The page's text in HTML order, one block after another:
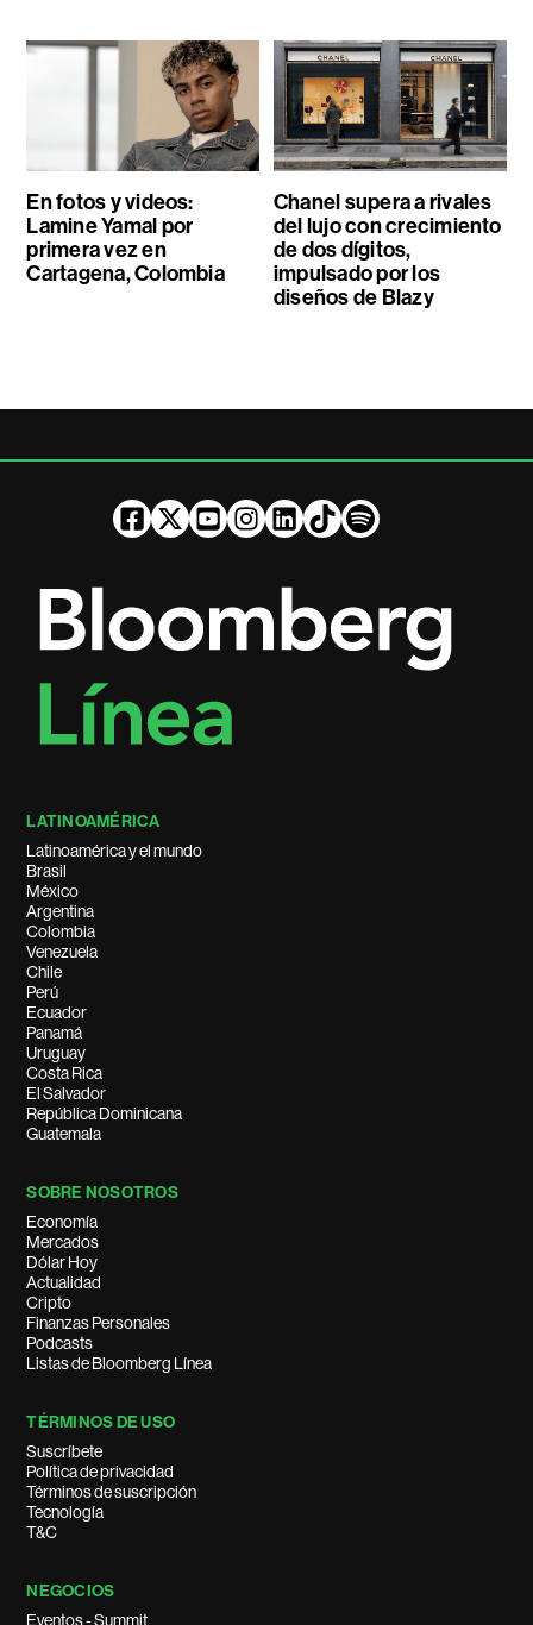
En fotos y videos:
Lamine Yamal por
primera vez en
Cartagena, Colombia
Chanel supera a rivales
del lujo con crecimiento
de dos dígitos,
impulsado por los
diseños de Blazy
LATINOAMÉRICA
Latinoamérica y el mundo
Brasil
México
Argentina
Colombia
Venezuela
Chile
Perú
Ecuador
Panamá
Uruguay
Costa Rica
El Salvador
República Dominicana
Guatemala
SOBRE NOSOTROS
Economía
Mercados
Dólar Hoy
Actualidad
Cripto
Finanzas Personales
Podcasts
Listas de Bloomberg Línea
TÉRMINOS DE USO
Suscríbete
Política de privacidad
Términos de suscripción
Tecnología
T&C
NEGOCIOS
Eventos - Summit